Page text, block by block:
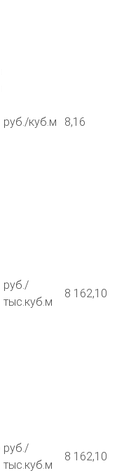
руб./куб.м 8,16
руб./
тыс.куб.м
8 162,10
руб./
тыс.куб.м
8 162,10